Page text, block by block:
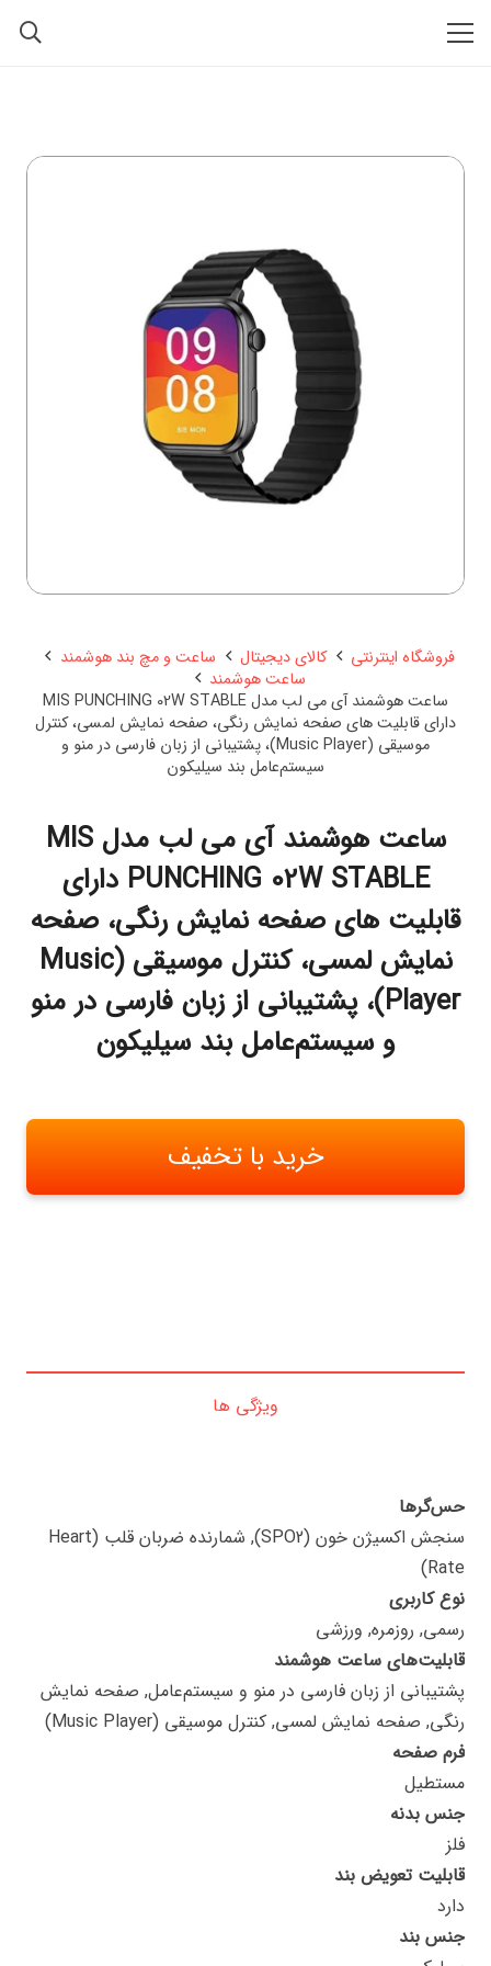
فروشگاه اینترنتی کالای دیجیتال
ساعت و مچ بند هوشمند
ساعت هوشمند
ساعت هوشمند آی می لب مدل MIS PUNCHING 02W STABLE
دارای قابلیت های صفحه نمایش رنگی، صفحه نمایش لمسی، کنترل
موسیقی (Music Player)، پشتیبانی از زبان فارسی در منو و
سیستم‌عامل بند سیلیکون
ساعت هوشمند آی می لب مدل MIS
PUNCHING 02W STABLE دارای
قابلیت های صفحه نمایش رنگی، صفحه
نمایش لمسی، کنترل موسیقی (Music
Player)، پشتیبانی از زبان فارسی در منو
و سیستم‌عامل بند سیلیکون
خرید با تخفیف
ویژگی ها
حس‌گرها
سنجش اکسیژن خون (SPO2), شمارنده ضربان قلب (Heart
Rate)
نوع کاربری
رسمی, روزمره, ورزشی
قابلیت‌های ساعت هوشمند
پشتیبانی از زبان فارسی در منو و سیستم‌عامل, صفحه نمایش
رنگی, صفحه نمایش لمسی, کنترل موسیقی (Music Player)
فرم صفحه
مستطیل
جنس بدنه
فلز
قابلیت تعویض بند
دارد
جنس بند